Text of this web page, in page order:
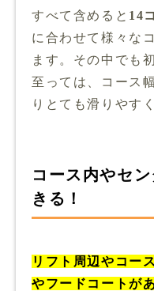
すべて含めると 14
に合わせて様々な
ます。その中でも
至っては、コース
りとても滑りやす
コース内やセ
きる！
リフト周辺やコー
やフードコートが